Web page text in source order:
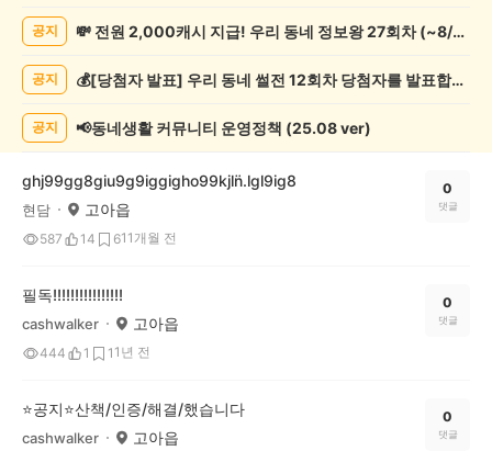
록
공지 💸 전원 2,000캐시 지급! 우리 동네 정보왕 27회차 (~8/10)
공지 💰[당첨자 발표] 우리 동네 썰전 12회차 당첨자를 발표합니다!
공지 📢동네생활 커뮤니티 운영정책 (25.08 ver)
ghj99gg8giu9g9iggigho99kjln̈.lgl9ig8
현담 고아읍
587 14 611개월 전
0
댓글
필독!!!!!!!!!!!!!!!!
cashwalker 고아읍
444 1 1 1년 전
0
댓글
⭐공지⭐산책/인증/해결/했습니다
cashwalker 고아읍
0
댓글